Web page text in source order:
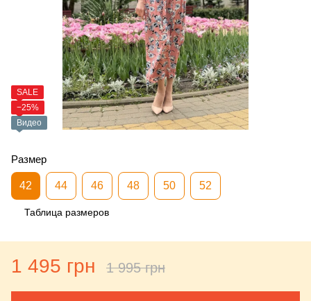
SALE
−25%
Видео
Размер
42 44 46 48 50 52
Таблица размеров
1 495 грн 1 995 грн